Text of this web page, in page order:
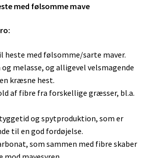
med følsomme mave
heste med følsomme/sarte maver.
og melasse, og alligevel velsmagende
kræsne hest.
af fibre fra forskellige græsser, bl.a.
og spytproduktion, som er
til en god fordøjelse.
som sammen med fibre skaber